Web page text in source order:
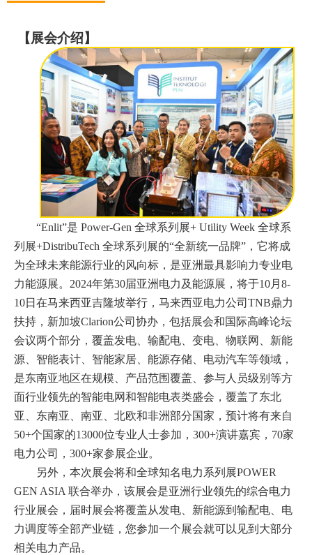
【展会介绍】
“Enlit”是 Power-Gen 全球系列展+ Utility Week 全球系
列展+DistribuTech 全球系列展的“全新统一品牌”，它将成
为全球未来能源行业的风向标，是亚洲最具影响力专业电
力能源展。2024年第30届亚洲电力及能源展，将于10月8-
10日在马来西亚吉隆坡举行，马来西亚电力公司TNB鼎力
扶持，新加坡Clarion公司协办，包括展会和国际高峰论坛
会议两个部分，覆盖发电、输配电、变电、物联网、新能
源、智能表计、智能家居、能源存储、电动汽车等领域，
是东南亚地区在规模、产品范围覆盖、参与人员级别等方
面行业领先的智能电网和智能电表类盛会，覆盖了东北
亚、东南亚、南亚、北欧和非洲部分国家，预计将有来自
50+个国家的13000位专业人士参加，300+演讲嘉宾，70家
电力公司，300+家参展企业。
另外，本次展会将和全球知名电力系列展POWER
GEN ASIA 联合举办，该展会是亚洲行业领先的综合电力
行业展会，届时展会将覆盖从发电、新能源到输配电、电
力调度等全部产业链，您参加一个展会就可以见到大部分
相关电力产品。